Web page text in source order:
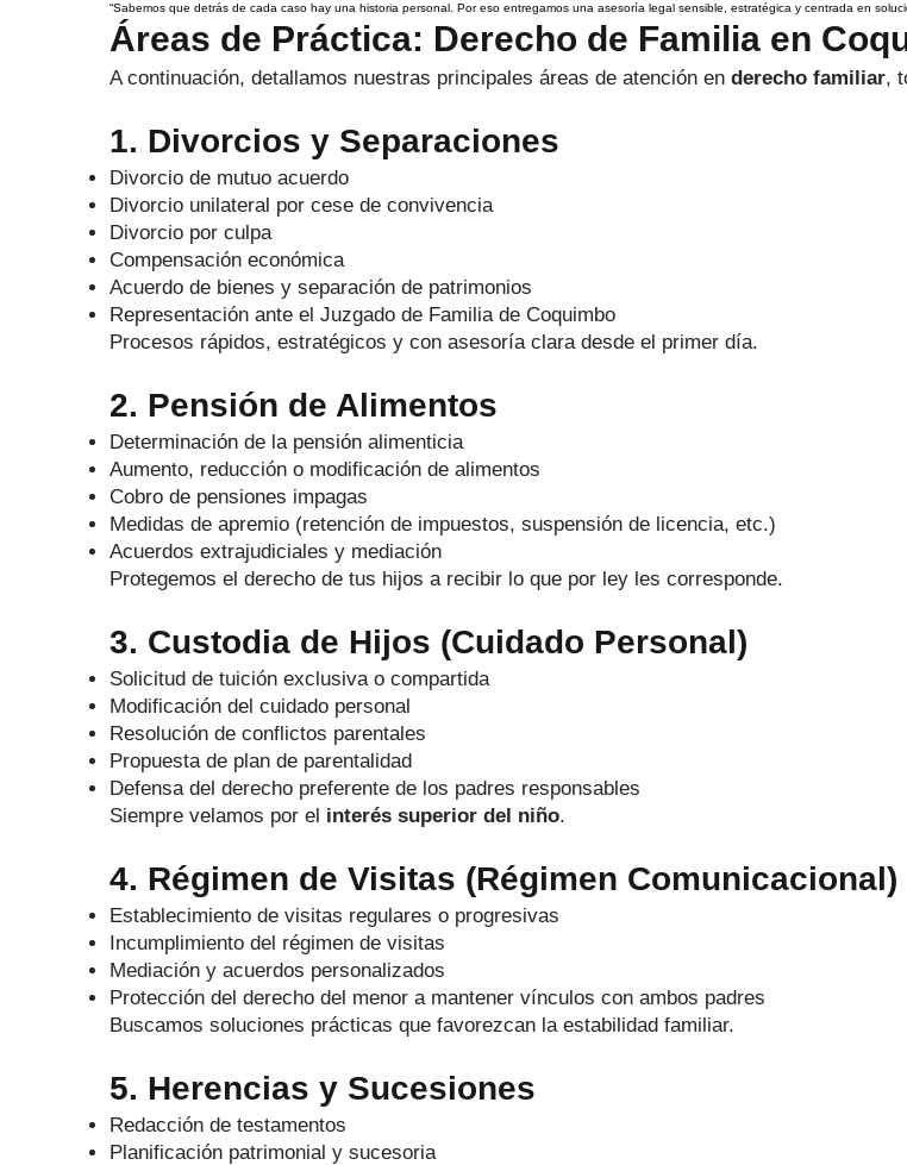
“Sabemos que detrás de cada caso hay una historia personal. Por eso entregamos una asesoría legal sensible, estratégica y centrada en
Áreas de Práctica: Derecho de Familia en
A continuación, detallamos nuestras principales áreas de atención en derecho familiar,
1. Divorcios y Separaciones
Divorcio de mutuo acuerdo
Divorcio unilateral por cese de convivencia
Divorcio por culpa
Compensación económica
Acuerdo de bienes y separación de patrimonios
Representación ante el Juzgado de Familia de Coquimbo
Procesos rápidos, estratégicos y con asesoría clara desde el primer día.
2. Pensión de Alimentos
Determinación de la pensión alimenticia
Aumento, reducción o modificación de alimentos
Cobro de pensiones impagas
Medidas de apremio (retención de impuestos, suspensión de licencia, etc.)
Acuerdos extrajudiciales y mediación
Protegemos el derecho de tus hijos a recibir lo que por ley les corresponde.
3. Custodia de Hijos (Cuidado Personal)
Solicitud de tuición exclusiva o compartida
Modificación del cuidado personal
Resolución de conflictos parentales
Propuesta de plan de parentalidad
Defensa del derecho preferente de los padres responsables
Siempre velamos por el interés superior del niño.
4. Régimen de Visitas (Régimen Comunicacional)
Establecimiento de visitas regulares o progresivas
Incumplimiento del régimen de visitas
Mediación y acuerdos personalizados
Protección del derecho del menor a mantener vínculos con ambos padres
Buscamos soluciones prácticas que favorezcan la estabilidad familiar.
5. Herencias y Sucesiones
Redacción de testamentos
Planificación patrimonial y sucesoria